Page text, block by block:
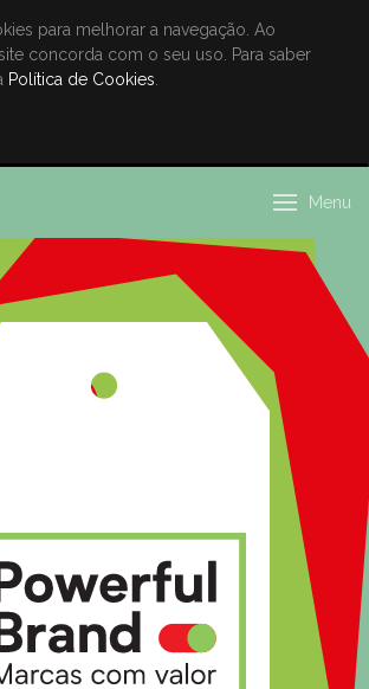
para melhorar a navegação. Ao
concorda com o seu uso. Para saber
Política de Cookies
Menu